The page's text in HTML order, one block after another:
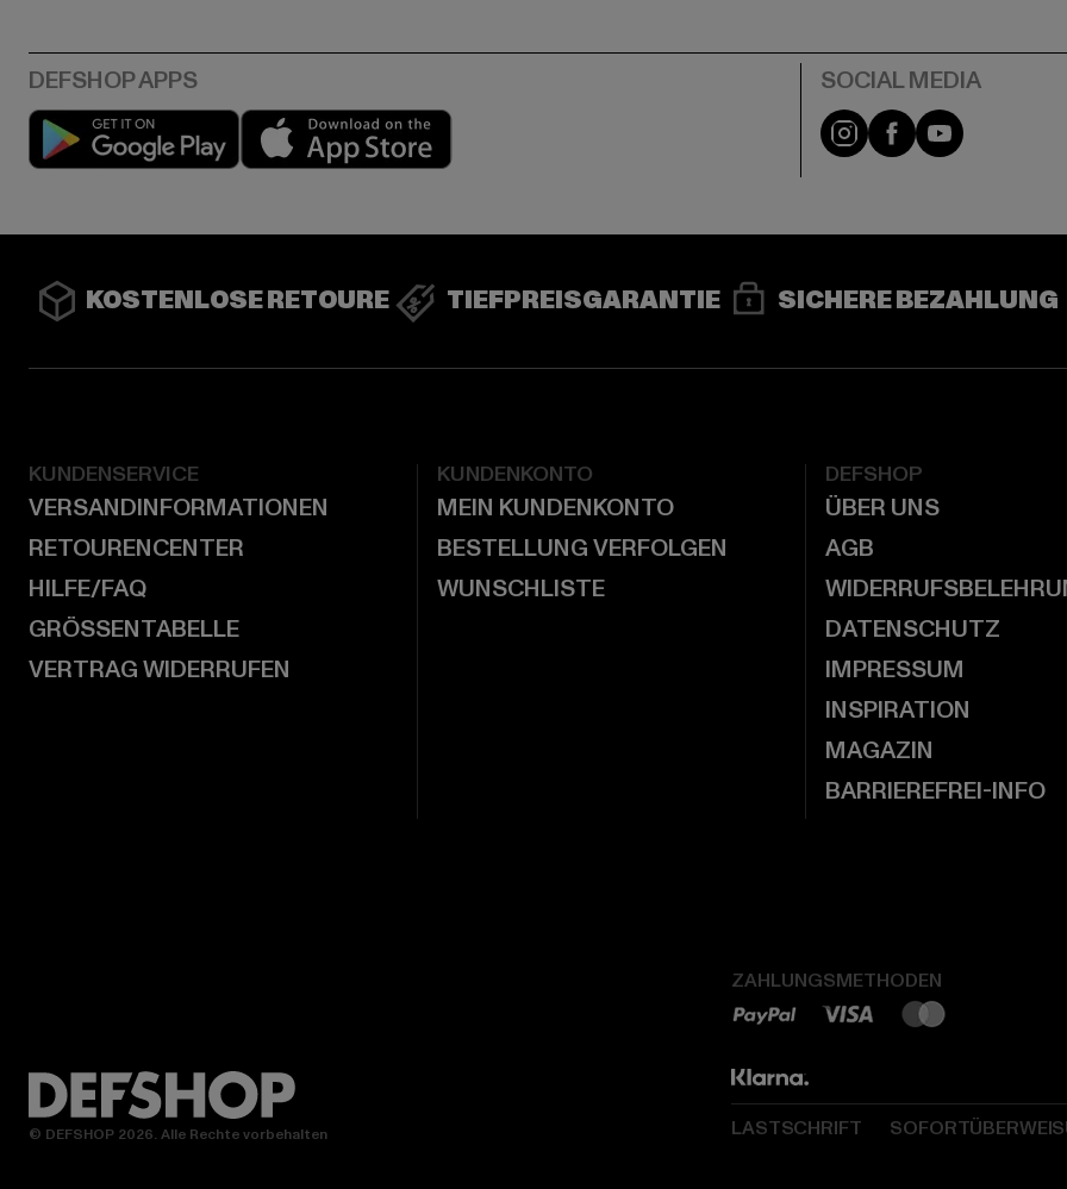
Play market App store Instagram
FacebookYouTube
KOSTENLOSE RETOURE TIEFPREISGARANTIE SICHERE BEZAHLUNG
KUNDENSERVICE
VERSANDINFORMATIONEN
RETOURENCENTER
HILFE/FAQ
GRÖSSENTABELLE
VERTRAG WIDERRUFEN
KUNDENKONTO
MEIN KUNDENKONTO
BESTELLUNG VERFOLGEN
WUNSCHLISTE
DEFSHOP
ÜBER UNS
AGB
DATENSCHUTZ
IMPRESSUM
INSPIRATION
MAGAZIN
BARRIEREFREI-INFO
ZAHLUNGSMETHODEN
LASTSCHRIFT
© DEFSHOP 2026. Alle Rechte vorbehalten